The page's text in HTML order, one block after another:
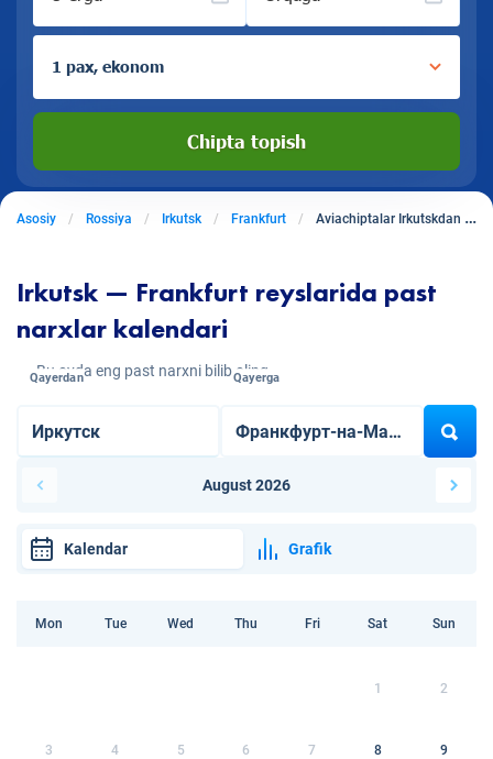
1 pax, ekonom
Chipta topish
Asosiy Rossiya Irkutsk Frankfurt Aviachiptalar Irkutskdan Frankfurtga
Irkutsk — Frankfurt reyslarida past
narxlar kalendari
Bu oyda eng past narxni bilib oling
Qayerdan Qayerga
August 2026
Kalendar Grafik
Mon Tue Wed Thu Fri Sat Sun
1 2
3 4 5 6 7 8 9